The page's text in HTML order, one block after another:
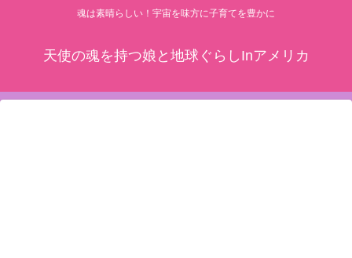
魂は素晴らしい！宇宙を味方に子育てを豊かに
天使の魂を持つ娘と地球ぐらしInアメリカ